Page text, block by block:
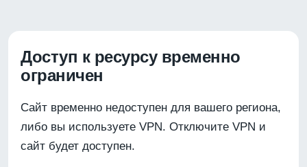
Доступ к ресурсу временно
ограничен
Сайт временно недоступен для вашего региона,
либо вы используете VPN. Отключите VPN и
сайт будет доступен.